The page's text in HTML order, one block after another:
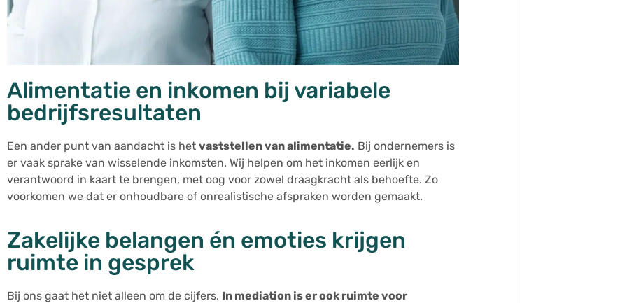
Alimentatie en inkomen bij variabele
bedrijfsresultaten
Een ander punt van aandacht is het vaststellen van alimentatie. Bij ondernemers is
er vaak sprake van wisselende inkomsten. Wij helpen om het inkomen eerlijk en
verantwoord in kaart te brengen, met oog voor zowel draagkracht als behoefte. Zo
voorkomen we dat er onhoudbare of onrealistische afspraken worden gemaakt.
Zakelijke belangen én emoties krijgen
ruimte in gesprek
Bij ons gaat het niet alleen om de cijfers. In mediation is er ook ruimte voor